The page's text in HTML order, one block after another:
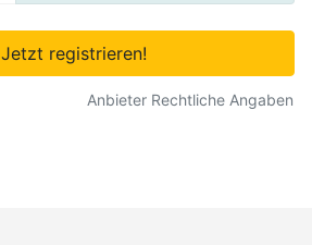
Jetzt registrieren!
Anbieter Rechtliche Angaben